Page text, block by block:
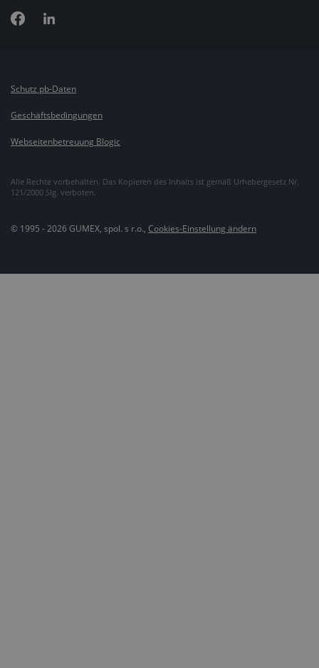
Alle Rechte vorbehalten. Das Kopieren des Inhalts ist gemäß Urhebergesetz Nr.
121/2000 Slg. verboten.
Schutz pb-Daten
Geschäftsbedingungen
Webseitenbetreuung Blogic
© 1995 - 2026 GUMEX, spol. s r.o., Cookies-Einstellung ändern